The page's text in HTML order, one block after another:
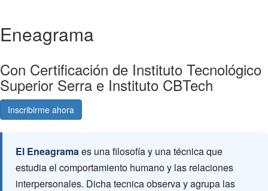
Eneagrama
Con Certificación de Instituto Tecnológico
Superior Serra e Instituto CBTech
Inscribirme ahora
El Eneagramaes una filosofía y una técnica que
estudia el comportamiento humano y las relaciones
interpersonales. Dicha tecnica observa y agrupa las